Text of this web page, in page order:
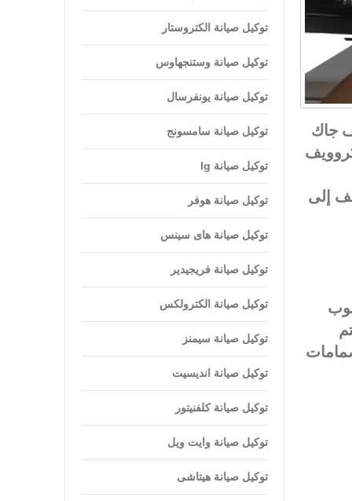
جاك
إلى
توكيل صيانة الكتروستار
توكيل صيانة وستنجهاوس
توكيل صيانة يونفرسال
توكيل صيانة سامسونج
توكيل صيانة lg
توكيل صيانة هوفر
توكيل صيانة هاى سينس
توكيل صيانة فريجيدير
توكيل صيانة الكترولكس
توكيل صيانة سيمنز
توكيل صيانة انديسيت
توكيل صيانة كلفنيتور
توكيل صيانة وايت ويل
توكيل صيانة هيتاشى